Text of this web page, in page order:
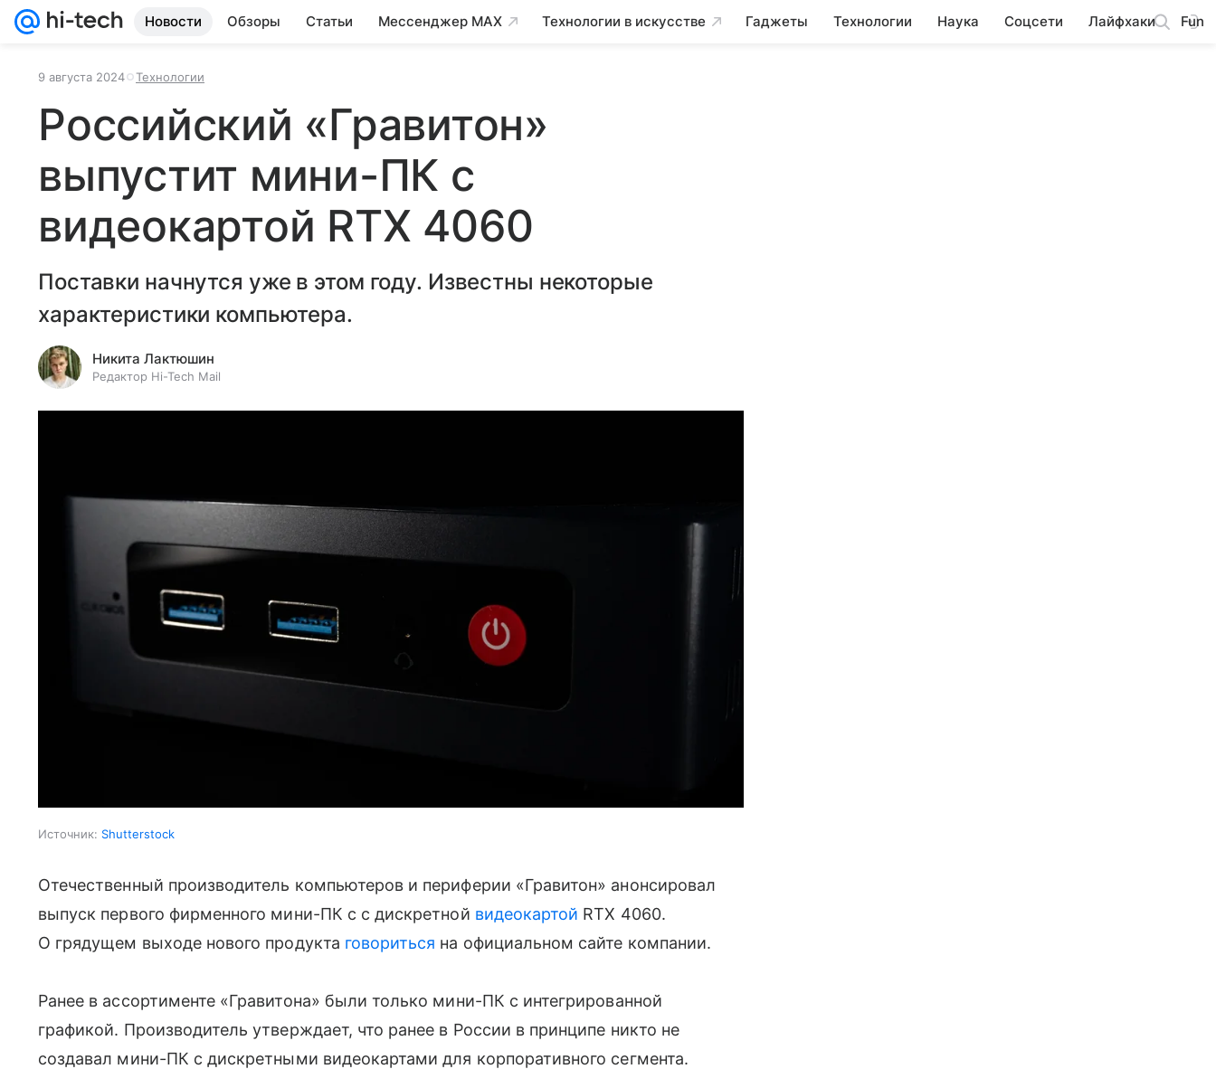
Новости Обзоры Статьи Мессенджер MAX Технологии в искусстве Гаджеты Технологии Наука Соцсети Лайфхаки Fun
9 августа 2024 Технологии
Российский «Гравитон»
выпустит мини-ПК с
видеокартой RTX 4060
Поставки начнутся уже в этом году. Известны некоторые
характеристики компьютера.
Никита Лактюшин
Редактор Hi-Tech Mail
Источник: Shutterstock
Отечественный производитель компьютеров и периферии «Гравитон» анонсировал
выпуск первого фирменного мини-ПК с с дискретной видеокартой RTX 4060.
О грядущем выходе нового продукта говориться на официальном сайте компании.
Ранее в ассортименте «Гравитона» были только мини-ПК с интегрированной
графикой. Производитель утверждает, что ранее в России в принципе никто не
создавал мини-ПК с дискретными видеокартами для корпоративного сегмента.